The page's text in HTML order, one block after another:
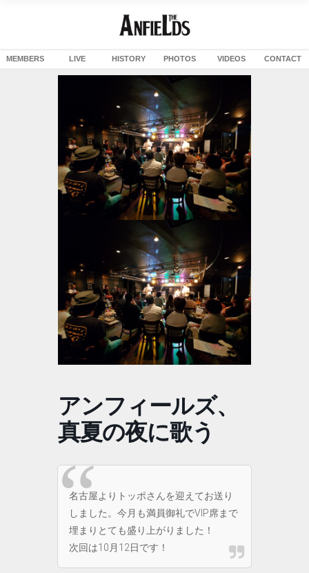
MEMBERS LIVE HISTORY PHOTOS VIDEOS CONTACT
アンフィールズ、
真夏の夜に歌う
名古屋よりトッポさんを迎えてお送り
しました。今月も満員御礼でVIP席まで
埋まりとても盛り上がりました！
次回は10月12日です！